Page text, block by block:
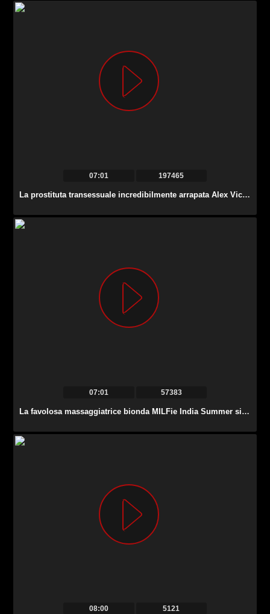
07:01 197465
La prostituta transessuale incredibilmente arrapata Alex Victor è brava a lucidare il buco del culo.
07:01 57383
La favolosa massaggiatrice bionda MILFie India Summer si gode una scopata alla pecorina durante il massaggio.
08:00 5121